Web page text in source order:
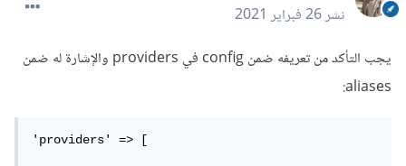
نشر26 فبراير 2021
يجب التأكد من تعريفه ضمن config في providers والإشارة له ضمن
aliases:
'providers' => [